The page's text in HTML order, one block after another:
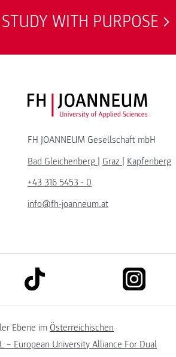
STUDY WITH PURPOSE
FH
FH JOANNEUM Gesellschaft mbH
Bad Gleichenberg | Graz | Kapfenberg
+43 316 5453 - 0
info@fh-joanneum.at
link to tiktok
Ebene im Österreichischen
– European University Alliance For Dual